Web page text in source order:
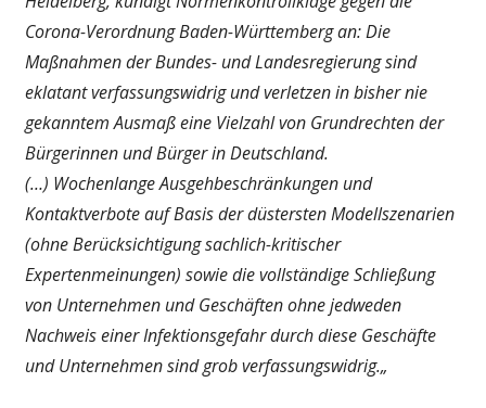
Corona-Verordnung Baden-Württemberg an: Die
Maßnahmen der Bundes- und Landesregierung sind
eklatant verfassungswidrig und verletzen in bisher nie
gekanntem Ausmaß eine Vielzahl von Grundrechten der
Bürgerinnen und Bürger in Deutschland.
(…) Wochenlange Ausgehbeschränkungen und
Kontaktverbote auf Basis der düstersten Modellszenarien
(ohne Berücksichtigung sachlich-kritischer
Expertenmeinungen) sowie die vollständige Schließung
von Unternehmen und Geschäften ohne jedweden
Nachweis einer Infektionsgefahr durch diese Geschäfte
und Unternehmen sind grob verfassungswidrig.„